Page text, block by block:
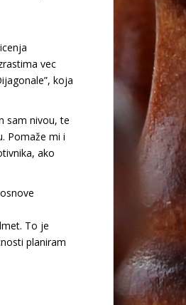
vec
koja
sam nivou, te
Pomaže mi i
ako
To je
planiram